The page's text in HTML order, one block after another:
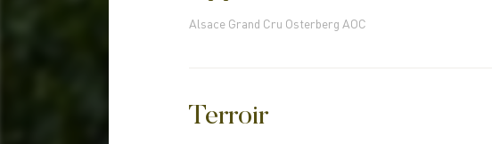
Alsace Grand Cru Osterberg AOC
Terroir